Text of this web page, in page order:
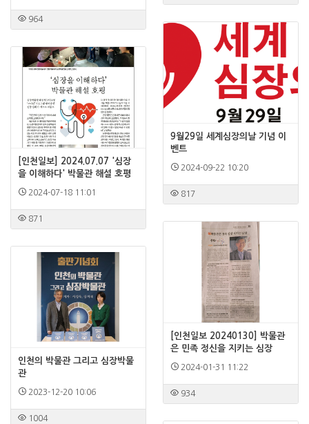
964
9월29일 세계심장의날 기념 이
벤트
2024-09-22 10:20
817
[인천일보] 2024.07.07 '심장
을 이해하다' 박물관 해설 호평
2024-07-18 11:01
871
[인천일보 20240130] 박물관
은 민족 정신을 지키는 심장
2024-01-31 11:22
934
인천의 박물관 그리고 심장박물
관
2023-12-20 10:06
1004